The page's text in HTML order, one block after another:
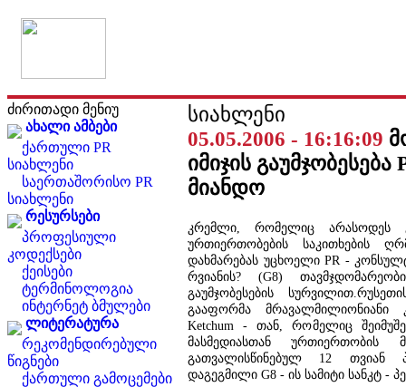
ძირითადი მენიუ
ახალი ამბები
ქართული PR
სიახლენი
საერთაშორისო PR
სიახლენი
რესურსები
პროფესიული
კოდექსები
ქეისები
ტერმინოლოგია
ინტერნეტ ბმულები
ლიტერატურა
რეკომენდირებული
წიგნები
ქართული გამოცემები
სიახლენი
05.05.2006 - 16:16:09
იმიჯის
მიანდო
კრემლი, რომელიც არასოდეს
ურთიერთობების საკითხების
დახმარებას უცხოელი PR -
რვიანის? (G8)
გაუმჯობესების
გააფორმა მრავალმილიონიანი
Ketchum - თან, რომელიც
მასმედიასთან ურთიერთობის
გათვალისწინებულ 12 თვიან
დაგეგმილი G8 - ის სამიტი სანკტ -